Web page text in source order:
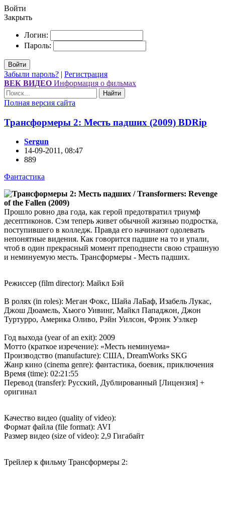
Войти
Закрыть
Логин:
Пароль:
Войти
Забыли пароль? | Регистрация
ВЕК ВИДЕО Информация о фильмах
Найти
Полная версия сайта
Трансформеры 2: Месть падших (2009) ВDRір
Sergun
14-09-2011, 08:47
889
Фантастика
Прошло ровно два года, как герой предотвратил триумф
десептиконов. Сэм теперь живет обычной жизнью подростка,
поступившего в колледж. Правда его начинают одолевать
непонятные видения. Как говорится падшие на то и упали,
чтоб в один прекрасный момент преподнести свою страшную
и неминуемую месть. Трансформеры - Месть падших.
Режиссер (film director): Майкл Бэй
В ролях (in roles): Меган Фокс, Шайа ЛаБаф, Изабель Лукас,
Джош Дюамель, Хьюго Уивинг, Майкл Пападжон, Джон
Туртурро, Америка Оливо, Рэйн Уилсон, Фрэнк Уэлкер
Год выхода (year of an exit): 2009
Мотто (краткое изречение): «Месть неминуема»
Производство (manufacture): США, DreamWorks SKG
Жанр кино (cinema genre): фантастика, боевик, приключения
Время (time): 02:21:55
Перевод (transfer): Русский, Дублированный [Лицензия] +
оригинал
Качество видео (quality of video):
Формат файла (file format): AVI
Размер видео (size of video): 2,9 Гигабайт
Трейлер к фильму Трансформеры 2: